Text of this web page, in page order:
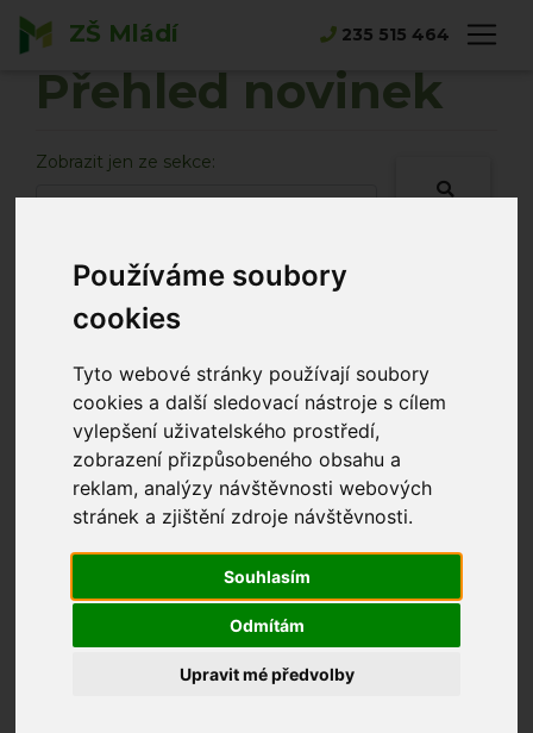
Používáme soubory
cookies
Tyto webové stránky používají soubory
cookies a další sledovací nástroje s cílem
vylepšení uživatelského prostředí,
zobrazení přizpůsobeného obsahu a
reklam, analýzy návštěvnosti webových
stránek a zjištění zdroje návštěvnosti.
Souhlasím
Odmítám
Upravit mé předvolby
ZŠ Mládí 235 515 464
Hlavní strana Novinky
Přehled novinek
Zobrazit jen ze sekce:
Zima už je pryč
07.04.2026
vítání jara se školní družinou
Turnaj Junior Minigolf Masters
Akce školní družiny
Norbert Tlustý
hrajeme minigolf